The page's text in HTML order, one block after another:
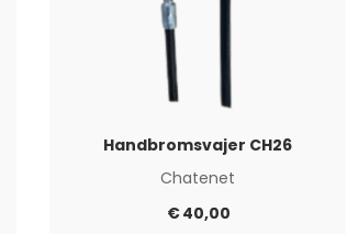
Handbromsvajer CH26
Chatenet
€40,00